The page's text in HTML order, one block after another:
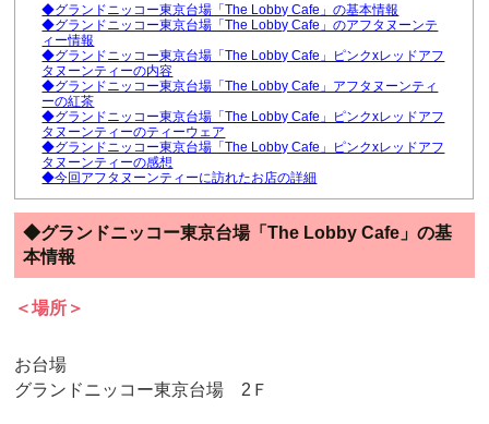
◆グランドニッコー東京台場「The Lobby Cafe」の基本情報
◆グランドニッコー東京台場「The Lobby Cafe」のアフタヌーンテ
ィー情報
◆グランドニッコー東京台場「The Lobby Cafe」ピンクxレッドアフ
タヌーンティーの内容
◆グランドニッコー東京台場「The Lobby Cafe」アフタヌーンティ
ーの紅茶
◆グランドニッコー東京台場「The Lobby Cafe」ピンクxレッドアフ
タヌーンティーのティーウェア
◆グランドニッコー東京台場「The Lobby Cafe」ピンクxレッドアフ
タヌーンティーの感想
◆今回アフタヌーンティーに訪れたお店の詳細
◆グランドニッコー東京台場「The Lobby Cafe」の基
本情報
＜場所＞
お台場
グランドニッコー東京台場 2Ｆ